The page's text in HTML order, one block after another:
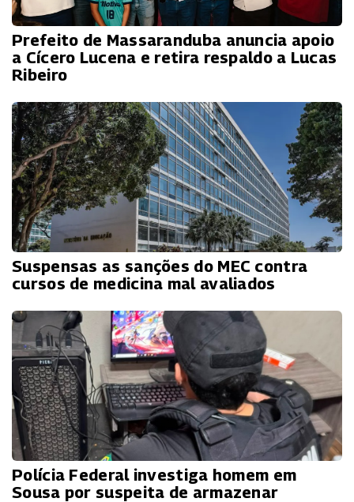
Prefeito de Massaranduba anuncia apoio
a Cícero Lucena e retira respaldo a Lucas
Ribeiro
Suspensas as sanções do MEC contra
cursos de medicina mal avaliados
Polícia Federal investiga homem em
Sousa por suspeita de armazenar